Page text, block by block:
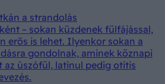
a strandolás
– sokan küzdenek fülfájással,
erős is lehet. Ilyenkor sokan a
gondolnak, aminek köznapi
az úszófül, latinul pedig otitis